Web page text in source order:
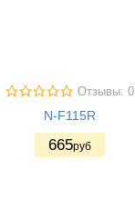
Отзывы: 0
N-F115R
665руб